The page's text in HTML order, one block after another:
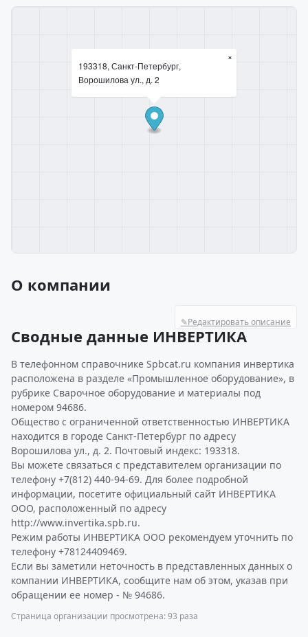
193318, Санкт-Петербург,
Ворошилова ул., д. 2
×
О компании
✎Редактировать описание
Сводные данные ИНВЕРТИКА
В телефонном справочнике Spbcat.ru компания инвертика
расположена в разделе «Промышленное оборудование», в
рубрике Сварочное оборудование и материалы под
номером 94686.
Общество с ограниченной ответственностью ИНВЕРТИКА
находится в городе Санкт-Петербург по адресу
Ворошилова ул., д. 2. Почтовый индекс: 193318.
Вы можете связаться с представителем организации по
телефону +7(812) 440-94-69. Для более подробной
информации, посетите официальный сайт ИНВЕРТИКА
ООО, расположенный по адресу
http://www.invertika.spb.ru.
Режим работы ИНВЕРТИКА ООО рекомендуем уточнить по
телефону +78124409469.
Если вы заметили неточность в представленных данных о
компании ИНВЕРТИКА, сообщите нам об этом, указав при
обращении ее номер - № 94686.
Страница организации просмотрена: 93 раза